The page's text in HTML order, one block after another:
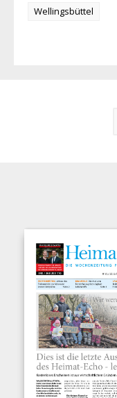
Wellingsbüttel